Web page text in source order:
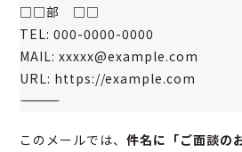
□□部 □□
TEL: 000-0000-0000
MAIL: xxxxx@example.com
URL: https://example.com
――――――――――――――――
このメールでは、件名に「ご面談の